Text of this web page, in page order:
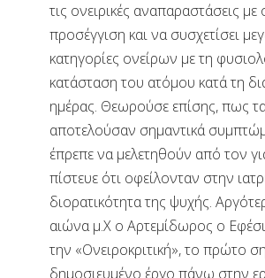
τις ονειρικές αναπαραστάσεις με
προσέγγιση και να συσχετίσει
κατηγορίες ονείρων με τη
κατάσταση του ατόμου κατά τη
ημέρας. Θεωρούσε επίσης, πως
αποτελούσαν σημαντικά
έπρεπε να μελετηθούν από τον
πίστευε ότι οφείλονταν στην
διορατικότητα της ψυχής.
αιώνα μ.Χ ο Αρτεμίδωρος ο
την «Ονειροκριτική», το πρώτο
δημοσιευμένο έργο πάνω στην